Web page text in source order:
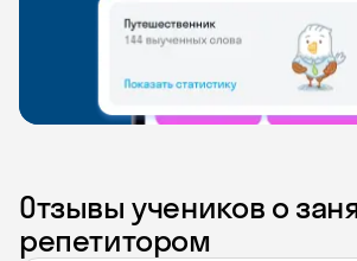
Отзывы учеников о
репетитором